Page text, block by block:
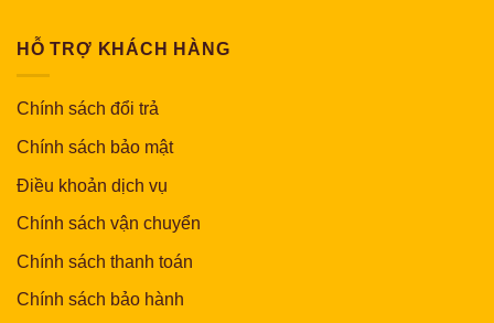
HỖ TRỢ KHÁCH HÀNG
Chính sách đổi trả
Chính sách bảo mật
Điều khoản dịch vụ
Chính sách vận chuyển
Chính sách thanh toán
Chính sách bảo hành